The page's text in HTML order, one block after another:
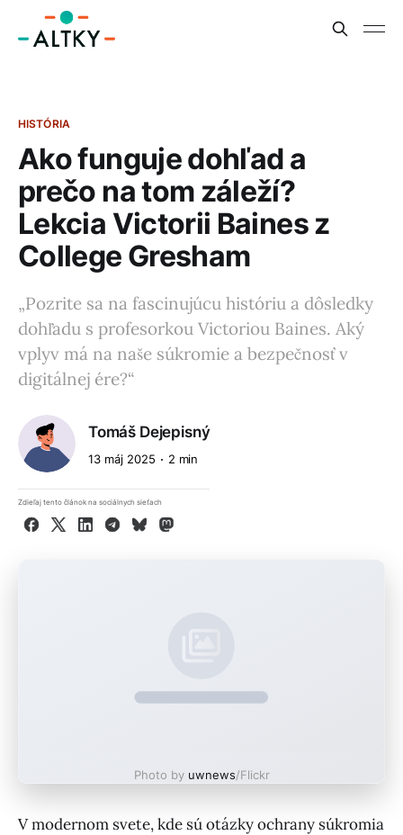
HISTÓRIA
Ako funguje dohľad a
prečo na tom záleží?
Lekcia Victorii Baines z
College Gresham
„Pozrite sa na fascinujúcu históriu a dôsledky
dohľadu s profesorkou Victoriou Baines. Aký
vplyv má na naše súkromie a bezpečnosť v
digitálnej ére?“
Tomáš Dejepisný
13 máj 2025 2 min
Zdieľaj tento článok na sociálnych sieťach
Facebook
X LinkedInTelegram
BlueskyMastodon
Photo by uwnews/Flickr
V modernom svete, kde sú otázky ochrany súkromia